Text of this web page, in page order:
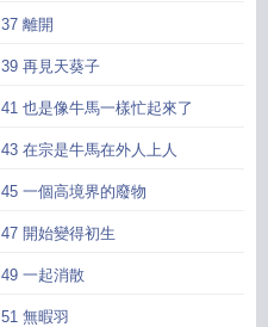
37 離開
39 再見天葵子
41 也是像牛馬一樣忙起來了
43 在宗是牛馬在外人上人
45 一個高境界的廢物
47 開始變得初生
49 一起消散
51 無暇羽